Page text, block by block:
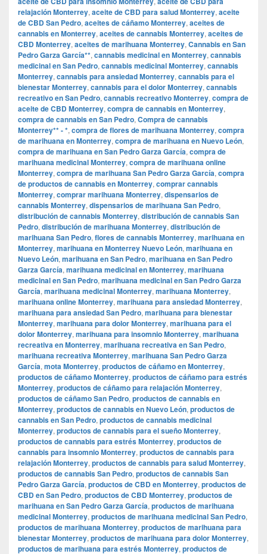
relajación Monterrey, aceite de CBD para salud Monterrey, aceite
de CBD San Pedro, aceites de cáñamo Monterrey, aceites de
cannabis en Monterrey, aceites de cannabis Monterrey, aceites de
CBD Monterrey, aceites de marihuana Monterrey, Cannabis en San
Pedro Garza García**, cannabis medicinal en Monterrey, cannabis
medicinal en San Pedro, cannabis medicinal Monterrey, cannabis
Monterrey, cannabis para ansiedad Monterrey, cannabis para el
bienestar Monterrey, cannabis para el dolor Monterrey, cannabis
recreativo en San Pedro, cannabis recreativo Monterrey, compra de
aceite de CBD Monterrey, compra de cannabis en Monterrey,
compra de cannabis en San Pedro, Compra de cannabis
Monterrey** - *, compra de flores de marihuana Monterrey, compra
de marihuana en Monterrey, compra de marihuana en Nuevo León,
compra de marihuana en San Pedro Garza García, compra de
marihuana medicinal Monterrey, compra de marihuana online
Monterrey, compra de marihuana San Pedro Garza García, compra
de productos de cannabis en Monterrey, comprar cannabis
Monterrey, comprar marihuana Monterrey, dispensarios de
cannabis Monterrey, dispensarios de marihuana San Pedro,
distribución de cannabis Monterrey, distribución de cannabis San
Pedro, distribución de marihuana Monterrey, distribución de
marihuana San Pedro, flores de cannabis Monterrey, marihuana en
Monterrey, marihuana en Monterrey Nuevo León, marihuana en
Nuevo León, marihuana en San Pedro, marihuana en San Pedro
Garza García, marihuana medicinal en Monterrey, marihuana
medicinal en San Pedro, marihuana medicinal en San Pedro Garza
García, marihuana medicinal Monterrey, marihuana Monterrey,
marihuana online Monterrey, marihuana para ansiedad Monterrey,
marihuana para ansiedad San Pedro, marihuana para bienestar
Monterrey, marihuana para dolor Monterrey, marihuana para el
dolor Monterrey, marihuana para insomnio Monterrey, marihuana
recreativa en Monterrey, marihuana recreativa en San Pedro,
marihuana recreativa Monterrey, marihuana San Pedro Garza
García, mota Monterrey, productos de cáñamo en Monterrey,
productos de cáñamo Monterrey, productos de cáñamo para estrés
Monterrey, productos de cáñamo para relajación Monterrey,
productos de cáñamo San Pedro, productos de cannabis en
Monterrey, productos de cannabis en Nuevo León, productos de
cannabis en San Pedro, productos de cannabis medicinal
Monterrey, productos de cannabis para el sueño Monterrey,
productos de cannabis para estrés Monterrey, productos de
cannabis para insomnio Monterrey, productos de cannabis para
relajación Monterrey, productos de cannabis para salud Monterrey,
productos de cannabis San Pedro, productos de cannabis San
Pedro Garza García, productos de CBD en Monterrey, productos de
CBD en San Pedro, productos de CBD Monterrey, productos de
marihuana en San Pedro Garza García, productos de marihuana
medicinal Monterrey, productos de marihuana medicinal San Pedro,
productos de marihuana Monterrey, productos de marihuana para
bienestar Monterrey, productos de marihuana para dolor Monterrey,
productos de marihuana para estrés Monterrey, productos de